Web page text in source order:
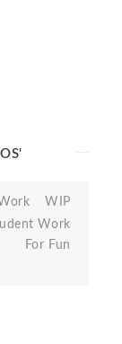
WIP
Work
For Fun